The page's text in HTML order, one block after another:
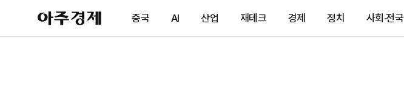
아
주
제
중국 AI 산업 재테크 경제 정치 사회·전국